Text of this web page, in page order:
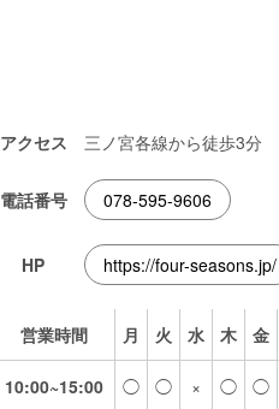
アクセス 三ノ宮各線から徒歩3分
電話番号 078-595-9606
HP https://four-seasons.jp/
営業時間 月 火 水 木 金
10:00~15:00 ◯ ◯ × ◯ ◯